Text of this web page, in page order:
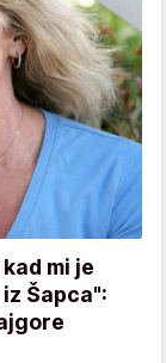
mi je
Šapca":